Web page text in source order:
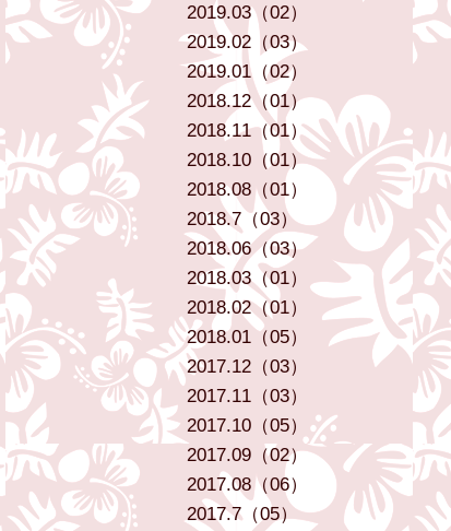
2019.03（02）
2019.02（03）
2019.01（02）
2018.12（01）
2018.11（01）
2018.10（01）
2018.08（01）
2018.7（03）
2018.06（03）
2018.03（01）
2018.02（01）
2018.01（05）
2017.12（03）
2017.11（03）
2017.10（05）
2017.09（02）
2017.08（06）
2017.7（05）